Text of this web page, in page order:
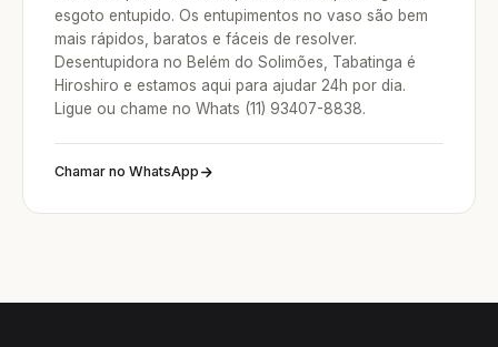
esgoto entupido. Os entupimentos no vaso são bem
mais rápidos, baratos e fáceis de resolver.
Desentupidora no Belém do Solimões, Tabatinga é
Hiroshiro e estamos aqui para ajudar 24h por dia.
Ligue ou chame no Whats (11) 93407-8838.
Chamar no WhatsApp